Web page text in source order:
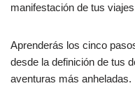
manifestación de tus
Aprenderás los cinco
desde la definición de tus
aventuras más anheladas.